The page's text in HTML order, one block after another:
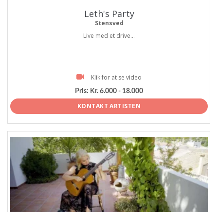
Leth's Party
Stensved
Live med et drive...
Klik for at se video
Pris: Kr. 6.000 - 18.000
KONTAKT ARTISTEN